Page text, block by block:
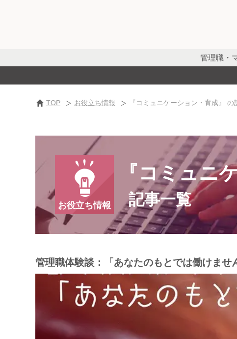
管理職・
TOP お役立ち情報 『コミュニケーション・育成』 の
『コミュニ
記事一覧
管理職体験談：「あなたのもとでは働けませ